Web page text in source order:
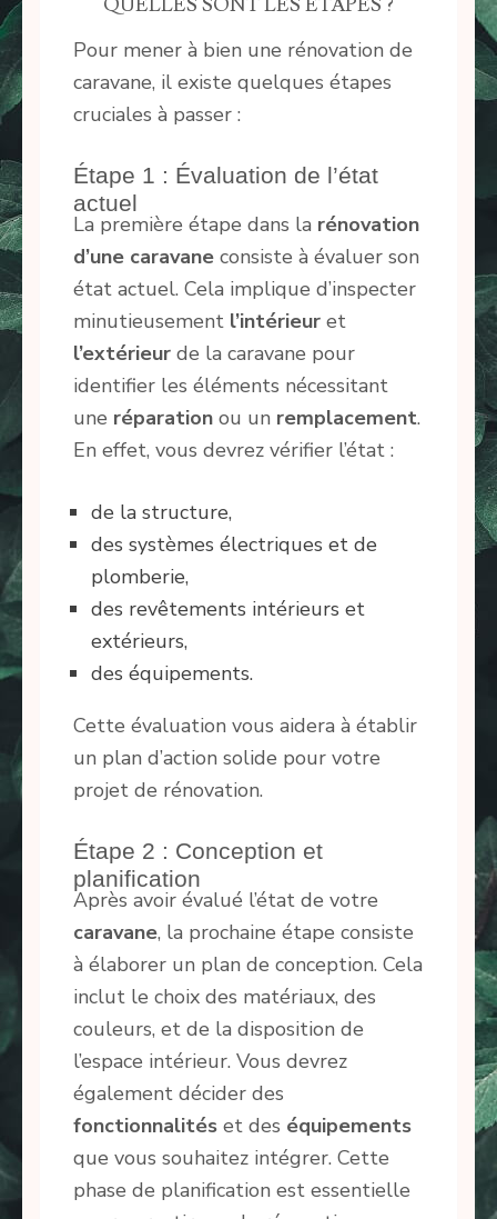
Pour mener à bien une rénovation de
caravane, il existe quelques étapes
cruciales à passer :
Étape 1 : Évaluation de l’état
actuel
La première étape dans la rénovation
d’une caravane consiste à évaluer son
état actuel. Cela implique d’inspecter
minutieusement l’intérieur et
l’extérieur de la caravane pour
identifier les éléments nécessitant
une réparation ou un remplacement.
En effet, vous devrez vérifier l’état :
de la structure,
des systèmes électriques et de
plomberie,
des revêtements intérieurs et
extérieurs,
des équipements.
Cette évaluation vous aidera à établir
un plan d’action solide pour votre
projet de rénovation.
Étape 2 : Conception et
planification
Après avoir évalué l’état de votre
caravane, la prochaine étape consiste
à élaborer un plan de conception. Cela
inclut le choix des matériaux, des
couleurs, et de la disposition de
l’espace intérieur. Vous devrez
également décider des
fonctionnalités et des équipements
que vous souhaitez intégrer. Cette
phase de planification est essentielle